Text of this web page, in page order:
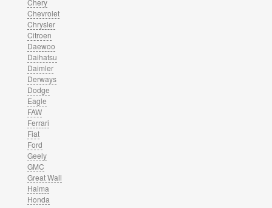
Chery
Chevrolet
Chrysler
Citroen
Daewoo
Daihatsu
Daimler
Derways
Dodge
Eagle
FAW
Ferrari
Fiat
Ford
Geely
GMC
Great Wall
Haima
Honda